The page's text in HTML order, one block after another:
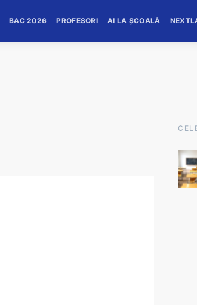
BAC 2026 PROFESORI AI LA ȘCOALĂ